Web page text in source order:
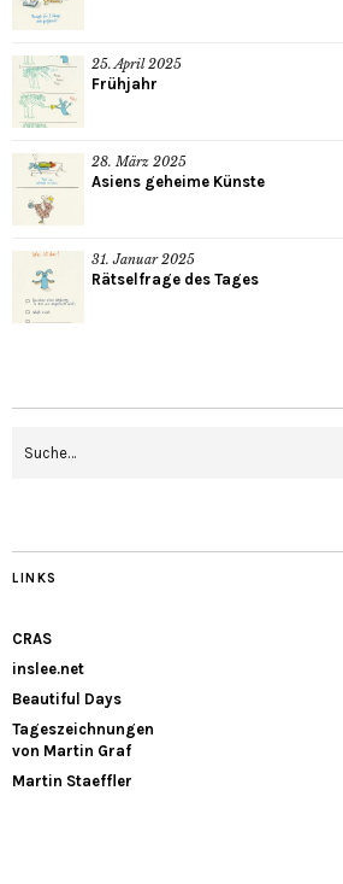
25. April 2025
Frühjahr
28. März 2025
Asiens geheime Künste
31. Januar 2025
Rätselfrage des Tages
LINKS
CRAS
inslee.net
Beautiful Days
Tageszeichnungen
von Martin Graf
Martin Staeffler